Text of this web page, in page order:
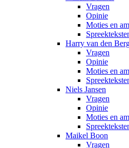
Vragen
Opinie
Moties en
Harry van den
Vragen
Opinie
Moties en
Niels Jansen
Vragen
Opinie
Moties en
Maikel Boon
Vragen